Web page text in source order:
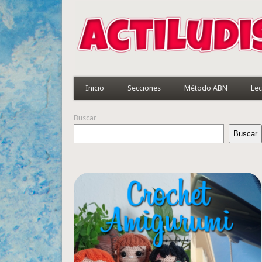
Inicio Secciones Método ABN
Buscar
Buscar